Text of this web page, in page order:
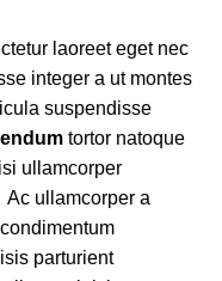
laoreet eget nec
integer a ut montes
suspendisse
tortor natoque
ullamcorper
ullamcorper a
parturient